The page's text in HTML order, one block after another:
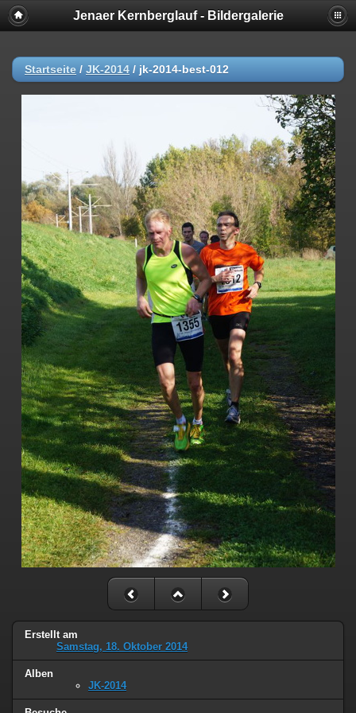
Jenaer Kernberglauf - Bildergalerie
Startseite / JK-2014 / jk-2014-best-012
Erstellt am
Samstag, 18. Oktober 2014
Alben
JK-2014